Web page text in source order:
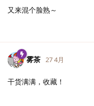
又来混个脸熟～
雾茶 27 4月
干货满满，收藏！